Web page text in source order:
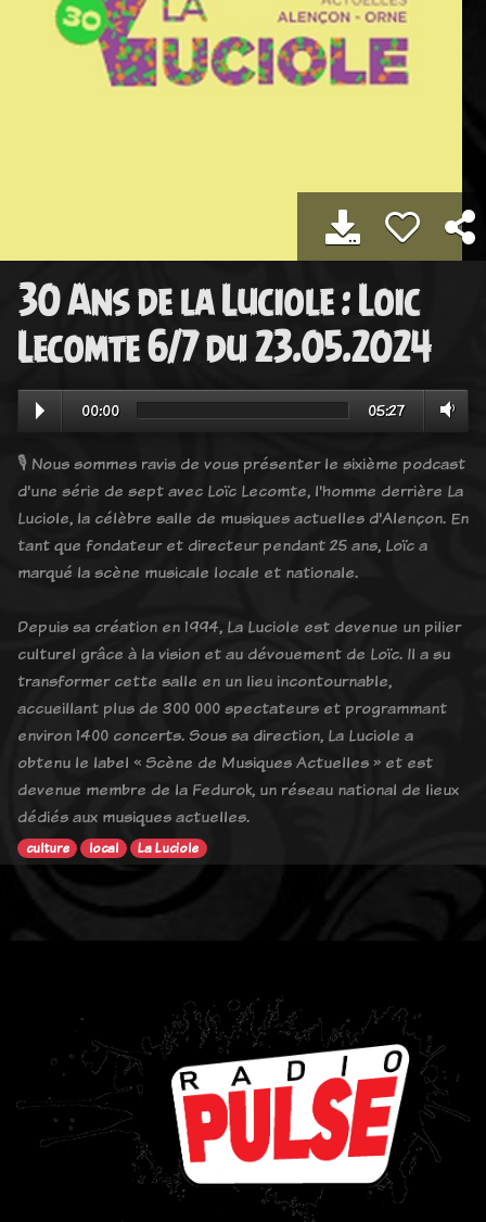
30 Ans de la Luciole : Loic
Lecomte 6/7 du 23.05.2024
00:00 05:27
🎙️ Nous sommes ravis de vous présenter le sixième podcast
d'une série de sept avec Loïc Lecomte, l'homme derrière La
Luciole, la célèbre salle de musiques actuelles d'Alençon. En
tant que fondateur et directeur pendant 25 ans, Loïc a
marqué la scène musicale locale et nationale.
Depuis sa création en 1994, La Luciole est devenue un pilier
culturel grâce à la vision et au dévouement de Loïc. Il a su
transformer cette salle en un lieu incontournable,
accueillant plus de 300 000 spectateurs et programmant
environ 1400 concerts. Sous sa direction, La Luciole a
obtenu le label « Scène de Musiques Actuelles » et est
devenue membre de la Fedurok, un réseau national de lieux
dédiés aux musiques actuelles.
culture local La Luciole